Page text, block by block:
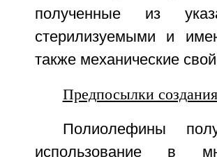
полученные из
стерилизуемыми и
также механические
Предпосылки
Полиолефины
использование в